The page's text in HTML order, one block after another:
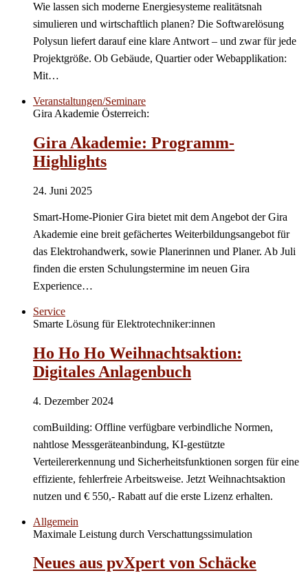
Wie lassen sich moderne Energiesysteme realitätsnah
simulieren und wirtschaftlich planen? Die Softwarelösung
Polysun liefert darauf eine klare Antwort – und zwar für jede
Projektgröße. Ob Gebäude, Quartier oder Webapplikation:
Mit…
Veranstaltungen/Seminare
Gira Akademie Österreich:
Gira Akademie: Programm-
Highlights
24. Juni 2025
Smart-Home-Pionier Gira bietet mit dem Angebot der Gira
Akademie eine breit gefächertes Weiterbildungsangebot für
das Elektrohandwerk, sowie Planerinnen und Planer. Ab Juli
finden die ersten Schulungstermine im neuen Gira
Experience…
Service
Smarte Lösung für Elektrotechniker:innen
Ho Ho Ho Weihnachtsaktion:
Digitales Anlagenbuch
4. Dezember 2024
comBuilding: Offline verfügbare verbindliche Normen,
nahtlose Messgeräteanbindung, KI-gestützte
Verteilererkennung und Sicherheitsfunktionen sorgen für eine
effiziente, fehlerfreie Arbeitsweise. Jetzt Weihnachtsaktion
nutzen und € 550,- Rabatt auf die erste Lizenz erhalten.
Allgemein
Maximale Leistung durch Verschattungssimulation
Neues aus pvXpert von Schäcke